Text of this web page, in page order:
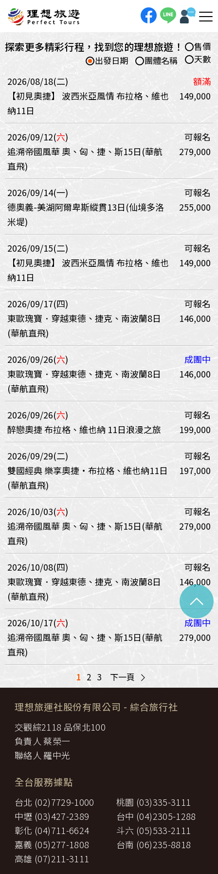
探索更多精彩行程，找到您的理想旅遊！
售價
天數
團體名稱
出發日期
2026/08/18(二)
額滿
【初見奧捷】 波西米亞風情 布拉格、維也
納11日
149,000
2026/09/12(六)
可報名
追溯帝國風華 奧、匈、捷、斯15日(華航
直飛)
279,000
2026/09/14(一)
可報名
德奧義-美湖阿爾卑斯縱貫13日(仙境多洛
米堤)
255,000
2026/09/15(二)
可報名
【初見奧捷】 波西米亞風情 布拉格、維也
納11日
149,000
2026/09/17(四)
可報名
東歐瑰寶．穿越東德、捷克、南波蘭8日
(華航直飛)
146,000
2026/09/26(六)
成團中
東歐瑰寶．穿越東德、捷克、南波蘭8日
(華航直飛)
146,000
2026/09/26(六)
可報名
醉戀奧捷 布拉格、維也納 11日浪漫之旅
199,000
2026/09/29(二)
可報名
雙國經典 樂享奧捷‧布拉格、維也納11日
(華航直飛)
197,000
2026/10/03(六)
可報名
追溯帝國風華 奧、匈、捷、斯15日(華航
直飛)
279,000
2026/10/08(四)
可報名
東歐瑰寶．穿越東德、捷克、南波蘭8日
(華航直飛)
146,000
2026/10/17(六)
成團中
追溯帝國風華 奧、匈、捷、斯15日(華航
直飛)
279,000
1 2 3 下一頁 >
理想旅運社股份有限公司 - 綜合旅行社
交觀綜2118 品保北100
負責人 蔡榮一
聯絡人 羅中光
全台服務據點
台北 (02)7729-1000
桃園 (03)335-3111
中壢 (03)427-2389
台中 (04)2305-1288
彰化 (04)711-6624
斗六 (05)533-2111
嘉義 (05)277-1808
台南 (06)235-8818
高雄 (07)211-3111
^